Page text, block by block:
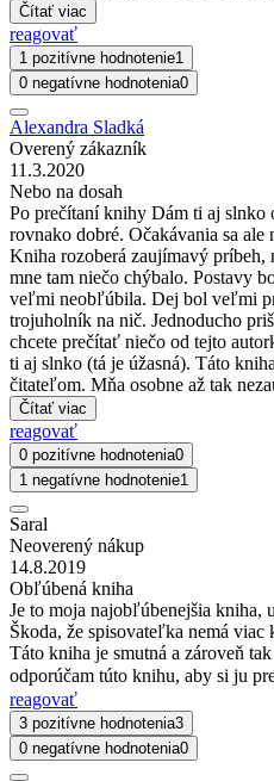
Čítať viac
reagovať
1 pozitívne hodnotenie1
0 negatívne hodnotenia0
Alexandra Sladká
Overený zákazník
11.3.2020
Nebo na dosah
Po prečítaní knihy Dám ti aj slnko
rovnako dobré. Očakávania sa
Kniha rozoberá zaujímavý
mne tam niečo chýbalo. Postavy
veľmi neobľúbila. Dej bol veľmi
trojuholník na nič. Jednoducho
chcete prečítať niečo od tejto
ti aj slnko (tá je úžasná). Táto
čitateľom. Mňa osobne až tak
Čítať viac
reagovať
0 pozitívne hodnotenia0
1 negatívne hodnotenie1
Saral
Neoverený nákup
14.8.2019
Obľúbená kniha
Je to moja najobľúbenejšia kniha,
Škoda, že spisovateľka nemá viac
Táto kniha je smutná a zároveň
odporúčam túto knihu, aby si ju
reagovať
3 pozitívne hodnotenia3
0 negatívne hodnotenia0